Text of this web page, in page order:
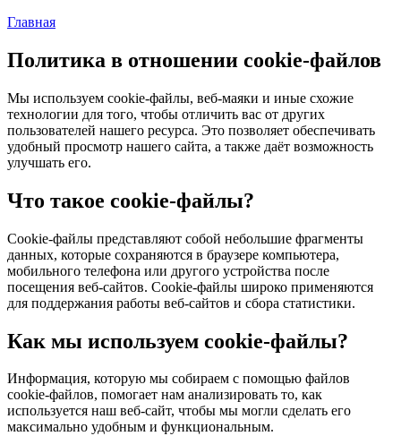
Главная
Политика в отношении cookie-файлов
Мы используем cookie-файлы, веб-маяки и иные схожие
технологии для того, чтобы отличить вас от других
пользователей нашего ресурса. Это позволяет обеспечивать
удобный просмотр нашего сайта, а также даёт возможность
улучшать его.
Что такое cookie-файлы?
Cookie-файлы представляют собой небольшие фрагменты
данных, которые сохраняются в браузере компьютера,
мобильного телефона или другого устройства после
посещения веб-сайтов. Cookie-файлы широко применяются
для поддержания работы веб-сайтов и сбора статистики.
Как мы используем cookie-файлы?
Информация, которую мы собираем с помощью файлов
cookie-файлов, помогает нам анализировать то, как
используется наш веб-сайт, чтобы мы могли сделать его
максимально удобным и функциональным.